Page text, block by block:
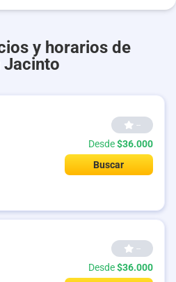
y horarios de
Jacinto
--
Desde$36.000
Buscar
--
Desde$36.000